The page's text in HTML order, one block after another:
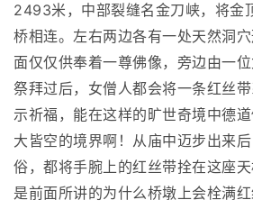
2493米，中部裂缝名金刀峡，将金
桥相连。左右两边各有一处天然洞
面仅仅供奉着一尊佛像，旁边由一
祭拜过后，女僧人都会将一条红丝
示祈福，能在这样的旷世奇境中德
大皆空的境界啊！从庙中迈步出来
俗，都将手腕上的红丝带拴在这座
是前面所讲的为什么桥墩上会栓满